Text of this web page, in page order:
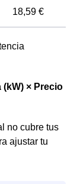
18,59 €
× Precio
no cubre tus
ajustar tu